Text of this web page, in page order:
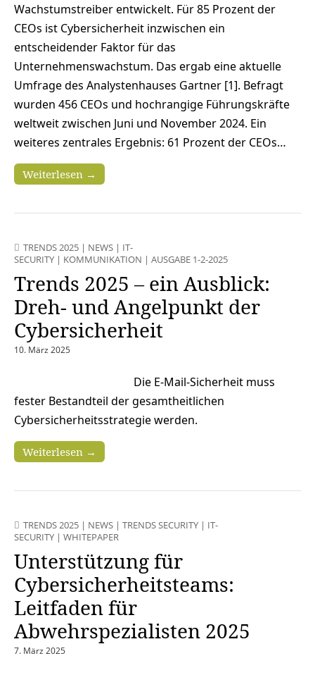
Wachstumstreiber entwickelt. Für 85 Prozent der
CEOs ist Cybersicherheit inzwischen ein
entscheidender Faktor für das
Unternehmenswachstum. Das ergab eine aktuelle
Umfrage des Analystenhauses Gartner [1]. Befragt
wurden 456 CEOs und hochrangige Führungskräfte
weltweit zwischen Juni und November 2024. Ein
weiteres zentrales Ergebnis: 61 Prozent der CEOs…
Weiterlesen →
TRENDS 2025 | NEWS | IT-
SECURITY | KOMMUNIKATION | AUSGABE 1-2-2025
Trends 2025 – ein Ausblick:
Dreh- und Angelpunkt der
Cybersicherheit
10. März 2025
Die E-Mail-Sicherheit muss
fester Bestandteil der gesamtheitlichen
Cybersicherheitsstrategie werden.
Weiterlesen →
TRENDS 2025 | NEWS | TRENDS SECURITY | IT-
SECURITY | WHITEPAPER
Unterstützung für
Cybersicherheitsteams:
Leitfaden für
Abwehrspezialisten 2025
7. März 2025